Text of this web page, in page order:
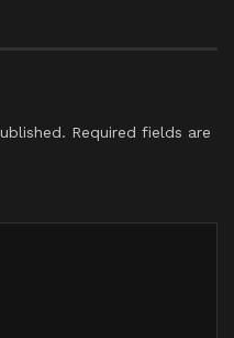
Required fields are